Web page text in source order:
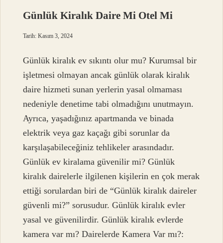
Günlük Kiralık Daire Mi Otel Mi
Tarih: Kasım 3, 2024
Günlük kiralık ev sıkıntı olur mu? Kurumsal bir
işletmesi olmayan ancak günlük olarak kiralık
daire hizmeti sunan yerlerin yasal olmaması
nedeniyle denetime tabi olmadığını unutmayın.
Ayrıca, yaşadığınız apartmanda ve binada
elektrik veya gaz kaçağı gibi sorunlar da
karşılaşabileceğiniz tehlikeler arasındadır.
Günlük ev kiralama güvenilir mi? Günlük
kiralık dairelerle ilgilenen kişilerin en çok merak
ettiği sorulardan biri de “Günlük kiralık daireler
güvenli mi?” sorusudur. Günlük kiralık evler
yasal ve güvenilirdir. Günlük kiralık evlerde
kamera var mı? Dairelerde Kamera Var mı?: